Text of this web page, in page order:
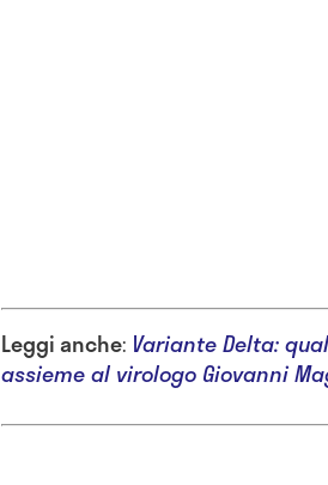
Leggi anche: Variante Delta:
assieme al virologo Giovanni